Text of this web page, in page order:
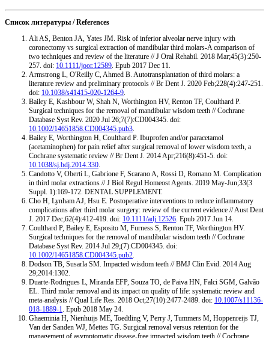
Список литературы / References
Ali AS, Benton JA, Yates JM. Risk of inferior alveolar nerve injury with
coronectomy vs surgical extraction of mandibular third molars-A comparison of
two techniques and review of the literature // J Oral Rehabil. 2018 Mar;45(3):250-
257. doi: 10.1111/joor.12589 . Epub 2017 Dec 11.
Armstrong L, O'Reilly C, Ahmed B. Autotransplantation of third molars: a
literature review and preliminary protocols // Br Dent J. 2020 Feb;228(4):247-251.
doi: 10.1038/s41415-020-1264-9
Bailey E, Kashbour W, Shah N, Worthington HV, Renton TF, Coulthard P.
Surgical techniques for the removal of mandibular wisdom teeth // Cochrane
Database Syst Rev. 2020 Jul 26;7(7):CD004345. doi:
10.1002/14651858.CD004345.pub3
Bailey E, Worthington H, Coulthard P. Ibuprofen and/or paracetamol
(acetaminophen) for pain relief after surgical removal of lower wisdom teeth, a
Cochrane systematic review // Br Dent J. 2014 Apr;216(8):451-5. doi:
10.1038/sj.bdj.2014.330
Candotto V, Oberti L, Gabrione F, Scarano A, Rossi D, Romano M. Complication
in third molar extractions // J Biol Regul Homeost Agents. 2019 May-Jun;33(3
Suppl. 1):169-172. DENTAL SUPPLEMENT.
Cho H, Lynham AJ, Hsu E. Postoperative interventions to reduce inflammatory
complications after third molar surgery: review of the current evidence // Aust Dent
J. 2017 Dec;62(4):412-419. doi: 10.1111/adj.12526 . Epub 2017 Jun 14.
Coulthard P, Bailey E, Esposito M, Furness S, Renton TF, Worthington HV.
Surgical techniques for the removal of mandibular wisdom teeth // Cochrane
Database Syst Rev. 2014 Jul 29;(7):CD004345. doi:
10.1002/14651858.CD004345.pub2
Dodson TB, Susarla SM. Impacted wisdom teeth // BMJ Clin Evid. 2014 Aug
29;2014:1302.
Duarte-Rodrigues L, Miranda EFP, Souza TO, de Paiva HN, Falci SGM, Galvão
EL. Third molar removal and its impact on quality of life: systematic review and
meta-analysis // Qual Life Res. 2018 Oct;27(10):2477-2489. doi: 10.1007/s11136-
018-1889-1 . Epub 2018 May 24.
Ghaeminia H, Nienhuijs ME, Toedtling V, Perry J, Tummers M, Hoppenreijs TJ,
Van der Sanden WJ, Mettes TG. Surgical removal versus retention for the
management of asymptomatic disease-free impacted wisdom teeth // Cochrane